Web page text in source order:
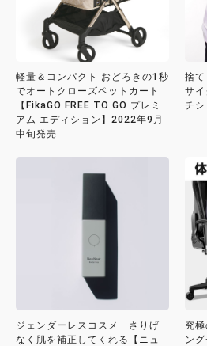
軽量＆コンパクト おどろきの1秒
でオートクローズペットカート
【FikaGO FREE TO GO プレミ
アム エディション】2022年9月
中旬発売
捨
サ
チシ
ジェンダーレスコスメ さりげ
なく肌を補正してくれる【ニュ
究
ン